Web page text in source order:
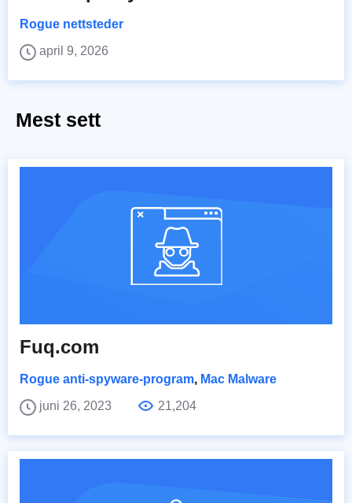
Rogue nettsteder
april 9, 2026
Mest sett
Fuq.com
Rogue anti-spyware-program, Mac Malware
juni 26, 2023
21,204